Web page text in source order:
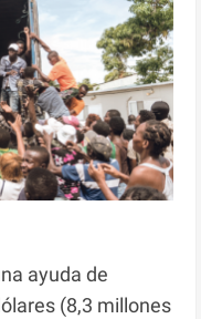
ayuda de
(8,3 millones